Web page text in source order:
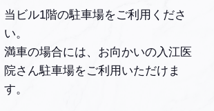
当ビル1階の駐車場をご利用くださ
い。
満車の場合には、お向かいの入江医
院さん駐車場をご利用いただけま
す。